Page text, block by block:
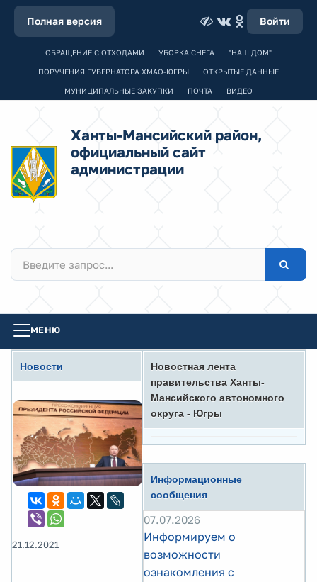
Полная версия Войти
ОБРАЩЕНИЕ С ОТХОДАМИ УБОРКА СНЕГА "НАШ ДОМ"
ПОРУЧЕНИЯ ГУБЕРНАТОРА ХМАО-ЮГРЫ ОТКРЫТЫЕ ДАННЫЕ
МУНИЦИПАЛЬНЫЕ ЗАКУПКИ ПОЧТА ВИДЕО
Ханты-Мансийский район,
официальный сайт
администрации
МЕНЮ
Новости
21.12.2021
Новостная лента
правительства Ханты-
Мансийского автономного
округа - Югры
Информационные
сообщения
07.07.2026
Информируем о
возможности
ознакомления с